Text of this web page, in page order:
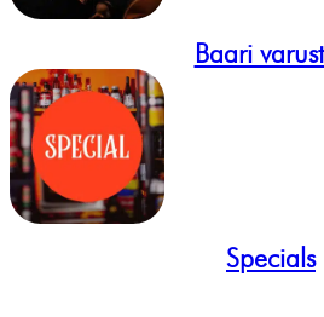
Baari
Specials